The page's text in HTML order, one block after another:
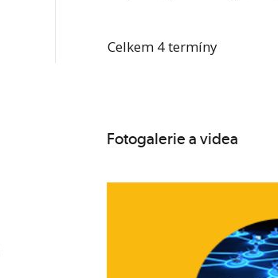
Celkem 4 termíny
Fotogalerie a videa